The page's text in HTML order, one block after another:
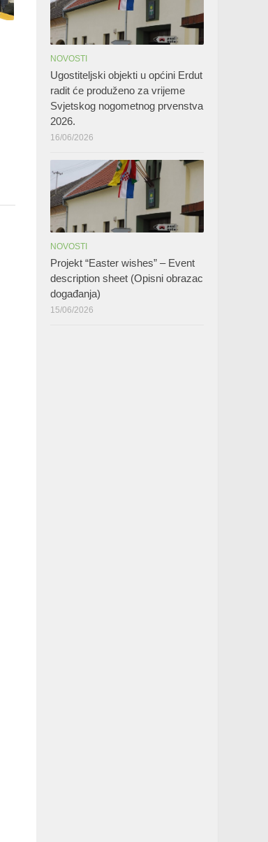
NOVOSTI
Ugostiteljski objekti u općini Erdut
radit će produženo za vrijeme
Svjetskog nogometnog prvenstva
2026.
16/06/2026
NOVOSTI
Projekt “Easter wishes” – Event
description sheet (Opisni obrazac
događanja)
15/06/2026